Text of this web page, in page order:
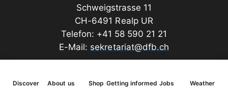
Discover About us Shop Getting informed Jobs Weather
Schweigstrasse 11
CH-6491 Realp UR
Telefon: +41 58 590 21 21
E-Mail: sekretariat@dfb.ch